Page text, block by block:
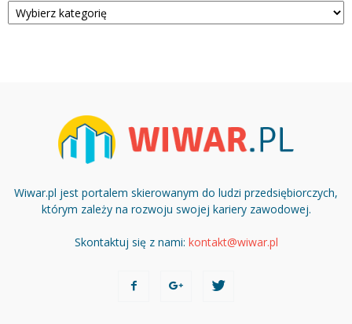
Wiwar.pl jest portalem skierowanym do ludzi przedsiębiorczych,
którym zależy na rozwoju swojej kariery zawodowej.
Skontaktuj się z nami: kontakt@wiwar.pl